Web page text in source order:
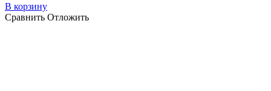
В корзину
Сравнить Отложить